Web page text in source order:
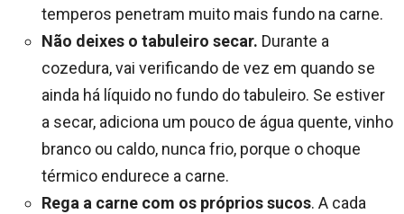
temperos penetram muito mais fundo na carne.
Não deixes o tabuleiro secar. Durante a
cozedura, vai verificando de vez em quando se
ainda há líquido no fundo do tabuleiro. Se estiver
a secar, adiciona um pouco de água quente, vinho
branco ou caldo, nunca frio, porque o choque
térmico endurece a carne.
Rega a carne com os próprios sucos. A cada